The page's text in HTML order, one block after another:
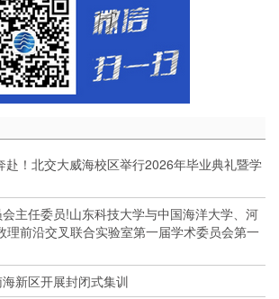
赴！北交大威海校区举行2026年毕业典礼暨学
主任委员!山东科技大学与中国海洋大学、河
理前沿交叉联合实验室第一届学术委员会第一
新区开展封闭式集训